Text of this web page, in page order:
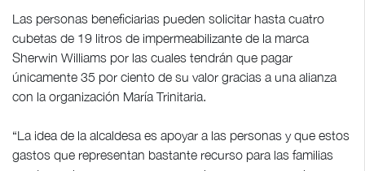
Las personas beneficiarias pueden solicitar hasta cuatro
cubetas de 19 litros de impermeabilizante de la marca
Sherwin Williams por las cuales tendrán que pagar
únicamente 35 por ciento de su valor gracias a una alianza
con la organización María Trinitaria.
“La idea de la alcaldesa es apoyar a las personas y que estos
gastos que representan bastante recurso para las familias